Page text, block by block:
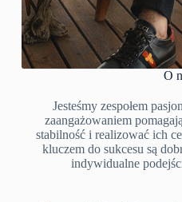
O
Jesteśmy zespołem
zaangażowaniem
stabilność i realizować ich
kluczem do sukcesu są
indywidualne